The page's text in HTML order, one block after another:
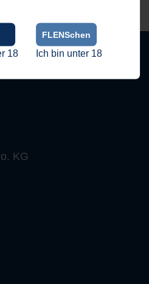
18
FLENSchen
Ich bin unter 18
KG